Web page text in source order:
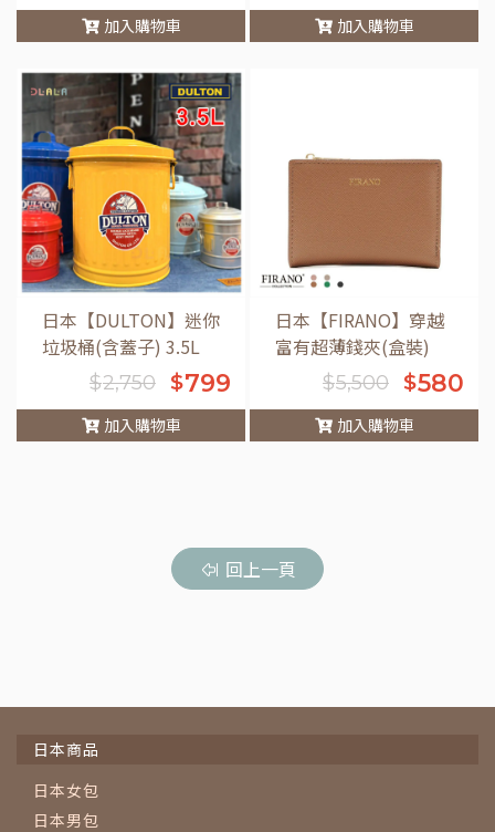
加入購物車 加入購物車
日本【DULTON】迷你
垃圾桶(含蓋子) 3.5L
$2,750 $799
加入購物車
日本【FIRANO】穿越
富有超薄錢夾(盒裝)
$5,500 $580
加入購物車
回上一頁
日本商品
日本女包
日本男包